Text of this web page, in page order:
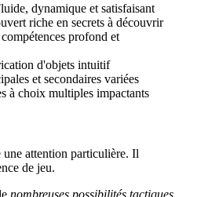
dynamique et satisfaisant
riche en secrets à découvrir
profond et
d'objets intuitif
et secondaires variées
à choix multiples impactants
une attention particulière. Il
de jeu.